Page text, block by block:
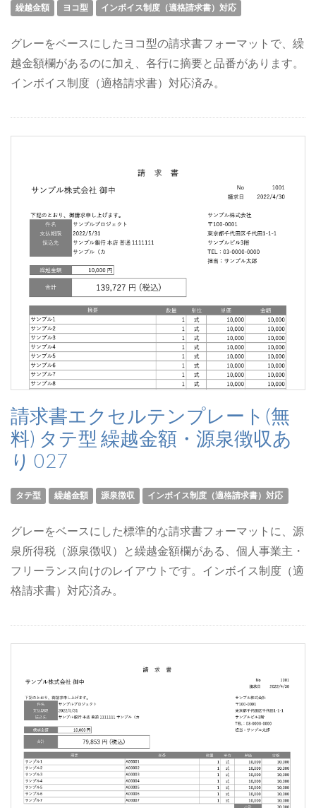
繰越金額 ヨコ型 インボイス制度（適格請求書）対応
グレーをベースにしたヨコ型の請求書フォーマットで、繰
越金額欄があるのに加え、各行に摘要と品番があります。
インボイス制度（適格請求書）対応済み。
請求書エクセルテンプレート(無
料) タテ型 繰越金額・源泉徴収あ
り 027
タテ型 繰越金額 源泉徴収 インボイス制度（適格請求書）対応
グレーをベースにした標準的な請求書フォーマットに、源
泉所得税（源泉徴収）と繰越金額欄がある、個人事業主・
フリーランス向けのレイアウトです。インボイス制度（適
格請求書）対応済み。